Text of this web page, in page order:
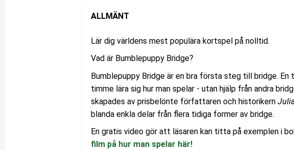
ALLMÄNT
Lär dig världens mest populära kortspel på nolltid.
Vad är Bumblepuppy Bridge?
Bumblepuppy Bridge är en bra första steg till bridge. En
timme lära sig hur man spelar - utan hjälp från andra
skapades av prisbelönte författaren och historikern
blanda enkla delar från flera tidiga former av bridge.
En gratis video gör att läsaren kan titta på exemplen i
film på hur man spelar här!